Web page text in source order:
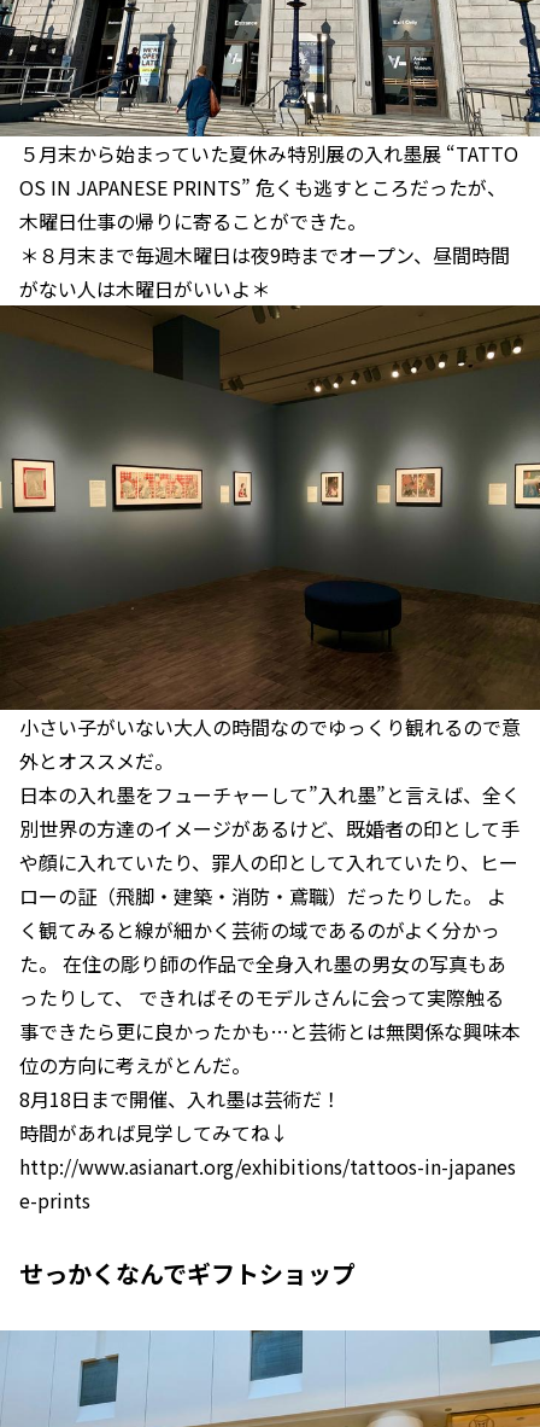
５月末から始まっていた夏休み特別展の入れ墨展 “TATTO
OS IN JAPANESE PRINTS” 危くも逃すところだったが、
木曜日仕事の帰りに寄ることができた。
＊８月末まで毎週木曜日は夜9時までオープン、昼間時間
がない人は木曜日がいいよ＊
小さい子がいない大人の時間なのでゆっくり観れるので意
外とオススメだ。
日本の入れ墨をフューチャーして”入れ墨”と言えば、全く
別世界の方達のイメージがあるけど、既婚者の印として手
や顔に入れていたり、罪人の印として入れていたり、ヒー
ローの証（飛脚・建築・消防・鳶職）だったりした。 よ
く観てみると線が細かく芸術の域であるのがよく分かっ
た。 在住の彫り師の作品で全身入れ墨の男女の写真もあ
ったりして、 できればそのモデルさんに会って実際触る
事できたら更に良かったかも…と芸術とは無関係な興味本
位の方向に考えがとんだ。
8月18日まで開催、入れ墨は芸術だ！
時間があれば見学してみてね↓
http://www.asianart.org/exhibitions/tattoos-in-japanes
e-prints
せっかくなんでギフトショップ